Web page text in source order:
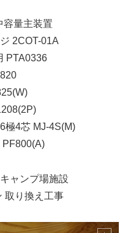
量主装置
2COT-01A
PTA0336
極4芯 MJ-4S(M)
ャンプ場施設
取り換え工事